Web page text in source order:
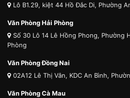
Lô B1.29, kiệt 44 Hồ Đắc Di, Phường
Văn Phòng Hải Phòng
Số 30 Lô 14 Lê Hồng Phong, Phường
Phòng
Văn Phòng Đồng Nai
02A12 Lê Thị Vân, KDC An Bình,
Văn Phòng Cà Mau